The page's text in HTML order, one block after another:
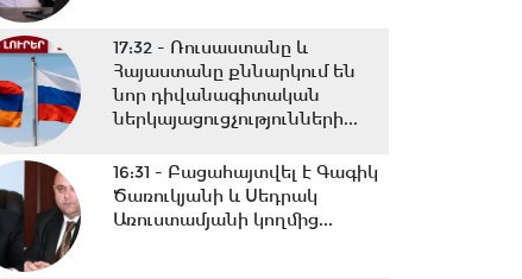
17:32 - Ռուսաստանը և
Հայաստանը քննարկում են
նոր դիվանագիտական
ներկայացուցչությունների...
16:31 - Բացահայտվել է Գագիկ
Ծառուկյանի և Սեդրակ
Առուստամյանի կողմից...